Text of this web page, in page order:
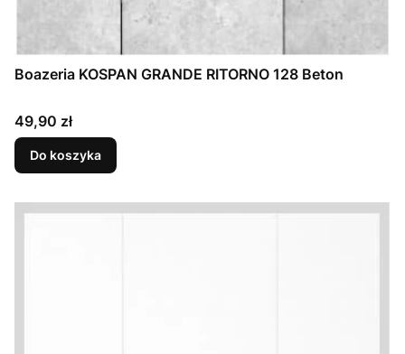
Boazeria KOSPAN GRANDE RITORNO 128 Beton
Cena
49,90 zł
Do koszyka